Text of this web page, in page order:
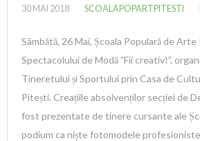
30 MAI 2018 SCOALAPOPARTPITESTI
Sâmbătă, 26 Mai, Școala Populară de
Spectacolului de Modă ”Fii creativ!”,
Tineretului și Sportului prin Casa de
Pitești. Creațiile absolvenților secției de
fost prezentate de tinere cursante ale
podium ca niște fotomodele